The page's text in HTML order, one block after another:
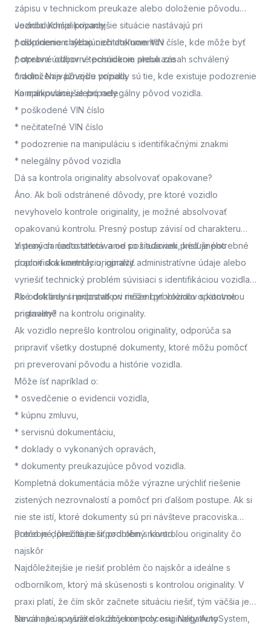
zápisu v technickom preukaze alebo doloženie pôvodu
vozidla. Komplikovanejšie situácie nastávajú pri
poškodenom alebo nečitateľnom VIN čísle, kde môže byť
potrebné odborné posúdenie alebo zásah schválený
úradmi. Najvážnejšie prípady sú tie, kde existuje podozrenie
na manipuláciu alebo nelegálny pôvod vozidla.
Jednoduchšie prípady
* doplnenie chýbajúcich dokumentov
* oprava údajov v technickom preukaze
* doloženie pôvodu vozidla
Komplikovanejšie prípady
* poškodené VIN číslo
* nečitateľné VIN číslo
* podozrenie na manipuláciu s identifikačnými znakmi
* nelegálny pôvod vozidla
Dá sa kontrola originality absolvovať opakovane?
Áno. Ak boli odstránené dôvody, pre ktoré vozidlo
nevyhovelo kontrole originality, je možné absolvovať
opakovanú kontrolu. Presný postup závisí od charakteru
zistených nedostatkov a od požiadaviek príslušného
pracoviska kontroly originality.
V praxi sa často stretávame so situáciami, keď je potrebné
doplniť dokumentáciu, opraviť administratívne údaje alebo
vyriešiť technický problém súvisiaci s identifikáciou vozidla.
Po odstránení nedostatkov môže byť vozidlo opätovne
pristavené na kontrolu originality.
Aké doklady si pripraviť pri riešení problémov s kontrolou
originality?
Ak vozidlo neprešlo kontrolou originality, odporúča sa
pripraviť všetky dostupné dokumenty, ktoré môžu pomôcť
pri preverovaní pôvodu a histórie vozidla.
Môže ísť napríklad o:
* osvedčenie o evidencii vozidla,
* kúpnu zmluvu,
* servisnú dokumentáciu,
* doklady o vykonaných opravách,
* dokumenty preukazujúce pôvod vozidla.
Kompletná dokumentácia môže výrazne urýchliť riešenie
zistených nezrovnalostí a pomôcť pri ďalšom postupe. Ak si
nie ste istí, ktoré dokumenty sú pri návšteve pracoviska
potrebné, prečítajte si podrobný návod.
Prečo je dôležité riešiť problém s kontrolou originality čo
najskôr
Najdôležitejšie je riešiť problém čo najskôr a ideálne s
odborníkom, ktorý má skúsenosti s kontrolou originality. V
praxi platí, že čím skôr začnete situáciu riešiť, tým väčšia je
šanca na úspešné dokončenie procesu. Negatívny
Neváhajte a využite služby kontroly originality AutoSystem,